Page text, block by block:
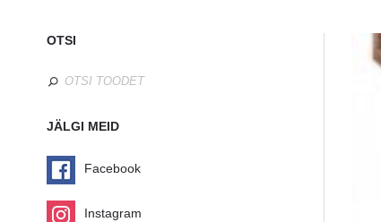
OTSI
JÄLGI MEID
Facebook
Instagram